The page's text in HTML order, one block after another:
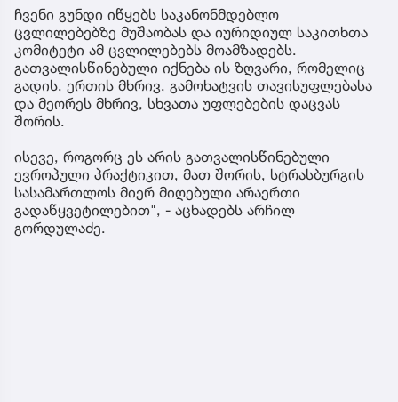
ჩვენი გუნდი იწყებს საკანონმდებლო
ცვლილებებზე მუშაობას და იურიდიულ საკითხთა
კომიტეტი ამ ცვლილებებს მოამზადებს.
გათვალისწინებული იქნება ის ზღვარი, რომელიც
გადის, ერთის მხრივ, გამოხატვის თავისუფლებასა
და მეორეს მხრივ, სხვათა უფლებების დაცვას
შორის.
ისევე, როგორც ეს არის გათვალისწინებული
ევროპული პრაქტიკით, მათ შორის, სტრასბურგის
სასამართლოს მიერ მიღებული არაერთი
გადაწყვეტილებით", - აცხადებს არჩილ
გორდულაძე.